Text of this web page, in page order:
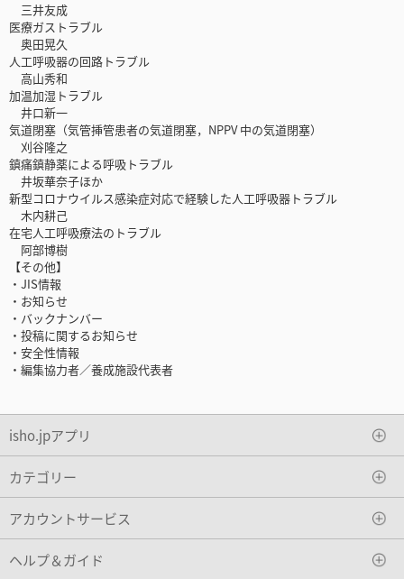
三井友成
医療ガストラブル
奥田晃久
人工呼吸器の回路トラブル
高山秀和
加温加湿トラブル
井口新一
気道閉塞（気管挿管患者の気道閉塞，NPPV 中の気道閉塞）
刈谷隆之
鎮痛鎮静薬による呼吸トラブル
井坂華奈子ほか
新型コロナウイルス感染症対応で経験した人工呼吸器トラブル
木内耕己
在宅人工呼吸療法のトラブル
阿部博樹
【その他】
・JIS情報
・お知らせ
・バックナンバー
・投稿に関するお知らせ
・安全性情報
・編集協力者／養成施設代表者
isho.jpアプリ
カテゴリー
アカウントサービス
ヘルプ＆ガイド